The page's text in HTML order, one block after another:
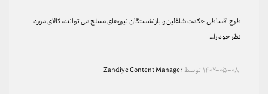
طرح اقساطی حکمت شاغلین و بازنشستگان نیروهای مسلح می توانند، کالای مورد
نظر خود را…
۱۴۰۲-۰۵-۰۸ توسطZandiye Content Manager